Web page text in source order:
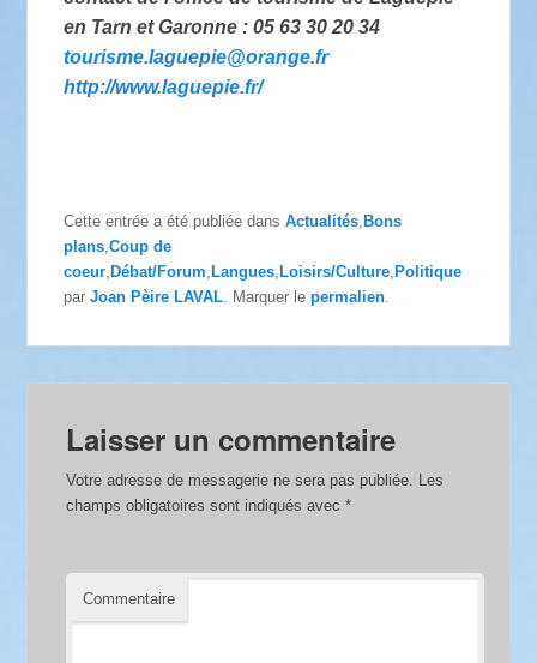
en Tarn et Garonne : 05 63 30 20 34
tourisme.laguepie@orange.fr
http://www.laguepie.fr/
Cette entrée a été publiée dansActualités Bons
plans ,Coup de
coeur Débat/Forum Langues Loisirs/Culture Politique
parJoan Pèire LAVAL . Marquer lepermalien
Laisser un commentaire
Votre adresse de messagerie ne sera pas publiée.
Les
champs obligatoires sont indiqués avec*
Commentaire